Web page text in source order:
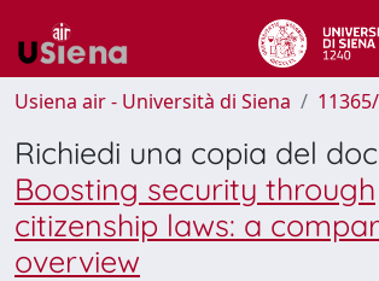
Usiena air - Università di Siena
Richiedi una copia del
Boosting security through
citizenship laws: a
overview